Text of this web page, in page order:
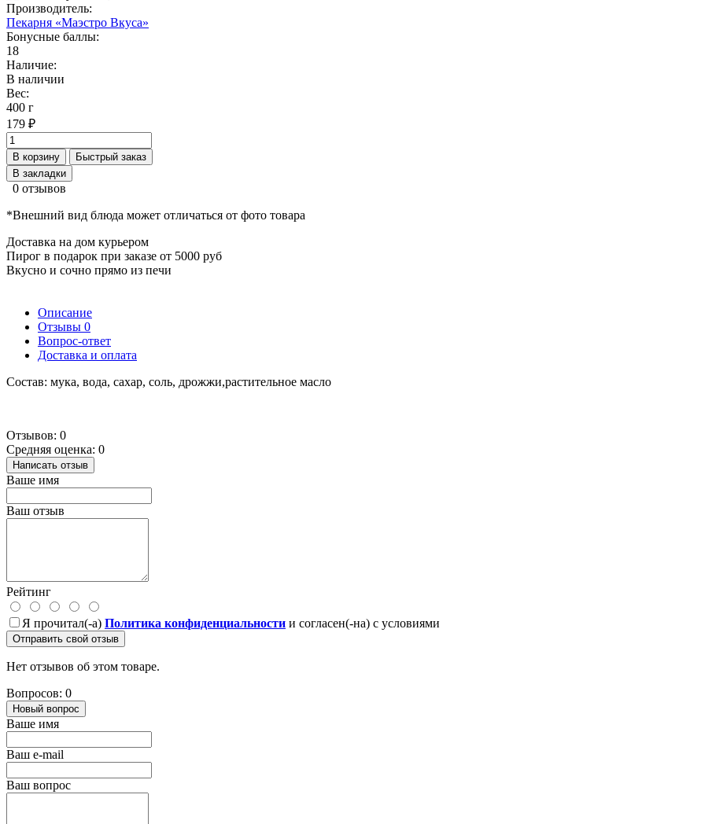
Производитель:
Пекарня «Маэстро Вкуса»
Бонусные баллы:
18
Наличие:
В наличии
Вес:
400 г
179 ₽
В корзину
Быстрый заказ
В закладки
0 отзывов
*Внешний вид блюда может отличаться от фото товара
Доставка на дом курьером
Пирог в подарок при заказе от 5000 руб
Вкусно и сочно прямо из печи
Описание
Отзывы 0
Вопрос-ответ
Доставка и оплата
Состав: мука, вода, сахар, соль, дрожжи,растительное масло
Отзывов: 0
Средняя оценка: 0
Написать отзыв
Ваше имя
Ваш отзыв
Рейтинг
Я прочитал(-а) Политика конфиденциальности и согласен(-на) с условиями
Отправить свой отзыв
Нет отзывов об этом товаре.
Вопросов: 0
Новый вопрос
Ваше имя
Ваш e-mail
Ваш вопрос